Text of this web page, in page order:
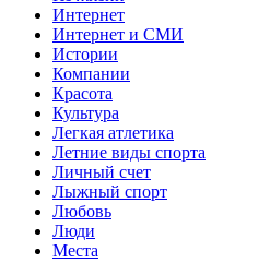
Интернет
Интернет и СМИ
Истории
Компании
Красота
Культура
Легкая атлетика
Летние виды спорта
Личный счет
Лыжный спорт
Любовь
Люди
Места